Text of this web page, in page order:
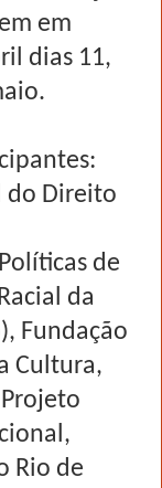
em
dias 11,
do Direito
de
da
Fundação
Cultura,
Rio de